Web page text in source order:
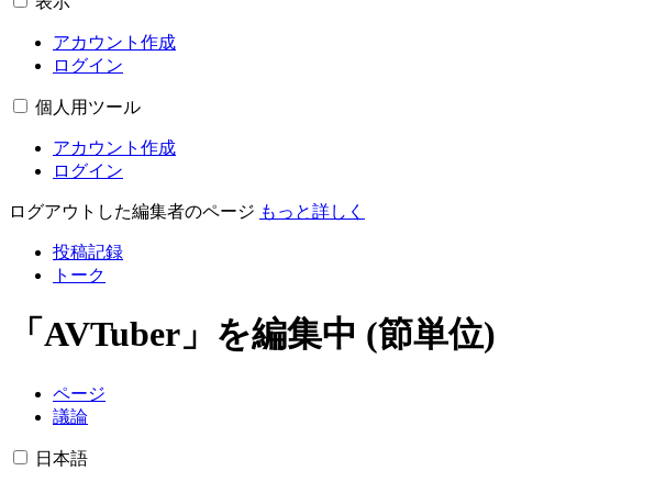
アカウント作成
ログイン
個人用ツール
アカウント作成
ログイン
ログアウトした編集者のページ もっと詳しく
投稿記録
トーク
「 AVTuber 」を編集中 (節単位)
ページ
議論
日本語